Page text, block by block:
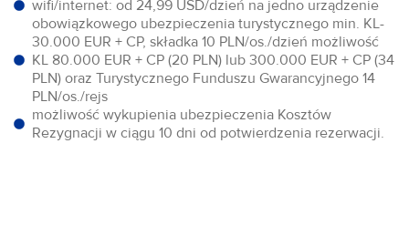
wifi/internet: od 24,99 USD/dzień na jedno urządzenie
obowiązkowego ubezpieczenia turystycznego min. KL-
30.000 EUR + CP, składka 10 PLN/os./dzień możliwość
KL 80.000 EUR + CP (20 PLN) lub 300.000 EUR + CP (34
PLN) oraz Turystycznego Funduszu Gwarancyjnego 14
PLN/os./rejs
możliwość wykupienia ubezpieczenia Kosztów
Rezygnacji w ciągu 10 dni od potwierdzenia rezerwacji.